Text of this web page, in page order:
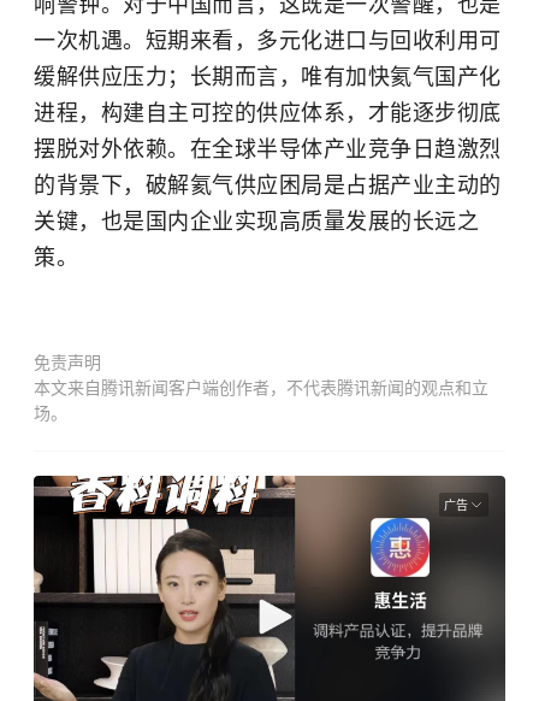
响警钟。对于中国而言，这既是一次警醒，也是
一次机遇。短期来看，多元化进口与回收利用可
缓解供应压力；长期而言，唯有加快氦气国产化
进程，构建自主可控的供应体系，才能逐步彻底
摆脱对外依赖。在全球半导体产业竞争日趋激烈
的背景下，破解氦气供应困局是占据产业主动的
关键，也是国内企业实现高质量发展的长远之
策。
免责声明
本文来自腾讯新闻客户端创作者，不代表腾讯新闻的观点和立
场。
广告